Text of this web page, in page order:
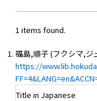
1 items found.
福島,順子 (フクシマ,ジ
https://
Title in Japanese